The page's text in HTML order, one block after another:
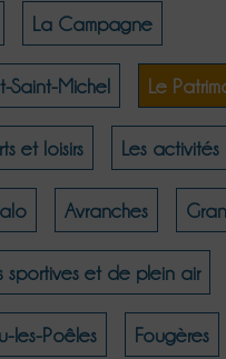
La Campagne
Saint-Michel Le
et loisirs Les activités
Avranches
sportives et de plein air
les-Poêles Fougères